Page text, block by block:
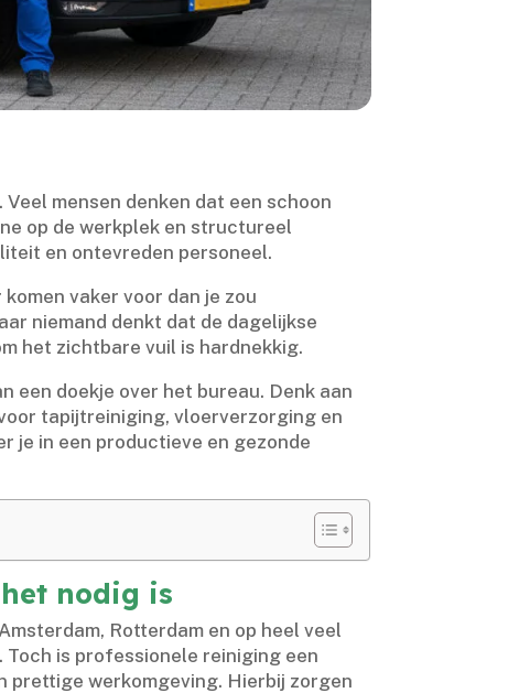
mensen denken dat een schoon
op de werkplek en structureel
en ontevreden personeel.​
vaker voor dan je zou
niemand denkt dat de dagelijkse
het zichtbare vuil is hardnekkig.​
een doekje over het bureau.​ Denk aan
tapijtreiniging, vloerverzorging en
je in een productieve en gezonde
nodig is
Rotterdam en op heel veel
Toch is professionele reiniging een
prettige werkomgeving.​ Hierbij zorgen